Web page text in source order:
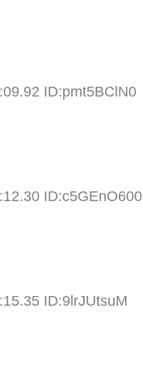
ID:pmt5BClN0
ID:c5GEnO600
ID:9lrJUtsuM